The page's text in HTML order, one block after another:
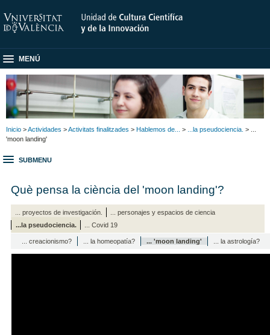
MENÚ
Inicio >Actividades >Activitats finalitzades > Hablemos de... > ...la pseudociencia. > ...
'moon landing'
SUBMENU
Què pensa la ciència del 'moon landing'?
... proyectos de investigación.
... personajes y espacios de ciencia
...la pseudociencia.
... Covid 19
... creacionismo? ... la homeopatía? ... 'moon landing' ... la astrología?